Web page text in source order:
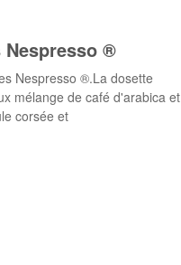
Nespresso ®
Nespresso ®.La dosette
mélange de café d'arabica et
corsée et